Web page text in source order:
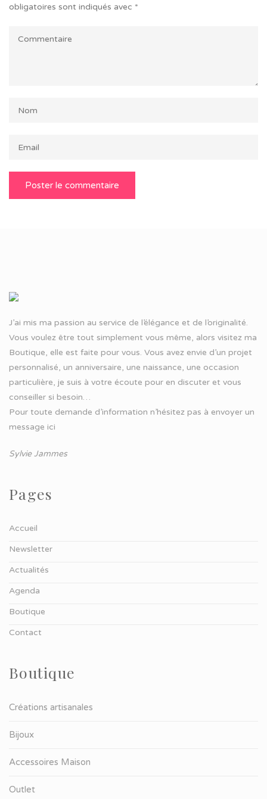
obligatoires sont indiqués avec *
J’ai mis ma passion au service de l’élégance et de l’originalité.
Vous voulez être tout simplement vous même, alors visitez ma
Boutique, elle est faite pour vous. Vous avez envie d’un projet
personnalisé, un anniversaire, une naissance, une occasion
particulière, je suis à votre écoute pour en discuter et vous
conseiller si besoin…
Pour toute demande d’information n’hésitez pas à envoyer un
message ici
Sylvie Jammes
Pages
Accueil
Newsletter
Actualités
Agenda
Boutique
Contact
Boutique
Créations artisanales
Bijoux
Accessoires Maison
Outlet